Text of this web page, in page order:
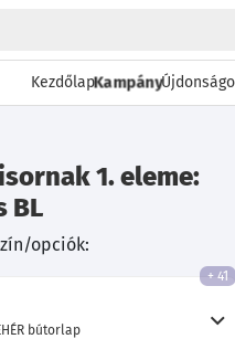
KezdőlapKampány
1. eleme:
BL
opciók:
bútorlap
+ 41